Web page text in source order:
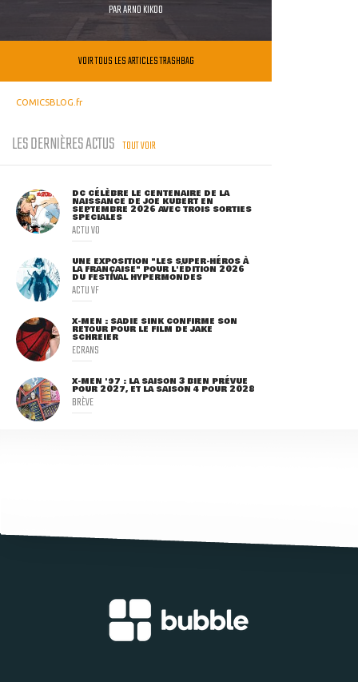
PARARNO KIKOO
VOIR TOUS LES ARTICLES TRASHBAG
COMICSBLOG.fr
LES DERNIÈRES ACTUS TOUT VOIR
DC CÉLÈBRE LE CENTENAIRE DE LA
NAISSANCE DE JOE KUBERT EN
SEPTEMBRE 2026 AVEC TROIS SORTIES
SPÉCIALES
ACTU VO
UNE EXPOSITION "LES SUPER-HÉROS À
LA FRANÇAISE" POUR L'ÉDITION 2026
DU FESTIVAL HYPERMONDES
ACTU VF
X-MEN : SADIE SINK CONFIRME SON
RETOUR POUR LE FILM DE JAKE
SCHREIER
ECRANS
X-MEN '97 : LA SAISON 3 BIEN PRÉVUE
POUR 2027, ET LA SAISON 4 POUR 2028
BRÈVE